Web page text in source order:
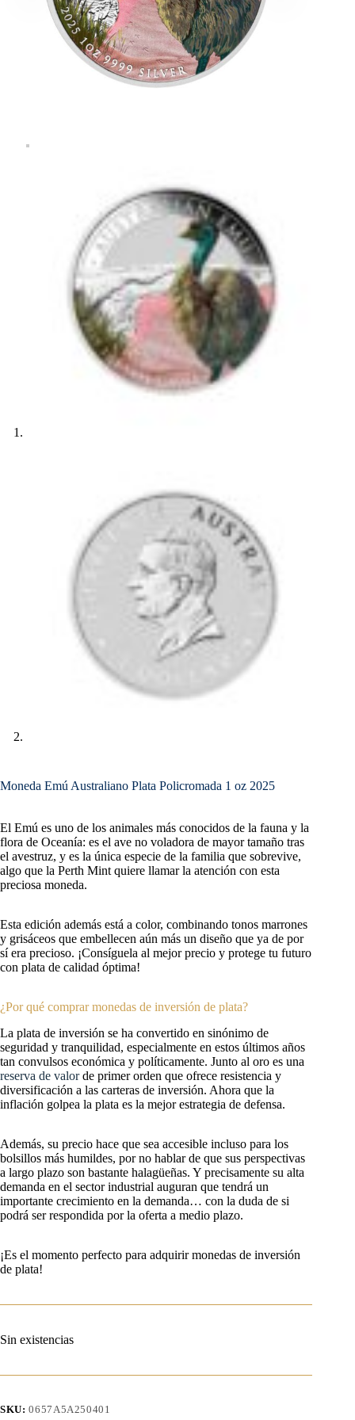
Moneda Emú Australiano Plata Policromada 1 oz 2025
El Emú es uno de los animales más conocidos de la fauna y la
flora de Oceanía: es el ave no voladora de mayor tamaño tras
el avestruz, y es la única especie de la familia que sobrevive,
algo que la Perth Mint quiere llamar la atención con esta
preciosa moneda.
Esta edición además está a color, combinando tonos marrones
y grisáceos que embellecen aún más un diseño que ya de por
sí era precioso. ¡Consíguela al mejor precio y protege tu futuro
con plata de calidad óptima!
¿Por qué comprar monedas de inversión de plata?
La plata de inversión se ha convertido en sinónimo de
seguridad y tranquilidad, especialmente en estos últimos años
tan convulsos económica y políticamente. Junto al oro es una
reserva de valorde primer orden que ofrece resistencia y
diversificación a las carteras de inversión. Ahora que la
inflación golpea la plata es la mejor estrategia de defensa.
Además, su precio hace que sea accesible incluso para los
bolsillos más humildes, por no hablar de que sus perspectivas
a largo plazo son bastante halagüeñas. Y precisamente su alta
demanda en el sector industrial auguran que tendrá un
importante crecimiento en la demanda… con la duda de si
podrá ser respondida por la oferta a medio plazo.
¡Es el momento perfecto para adquirir monedas de inversión
de plata!
Sin existencias
SKU:0657A5A250401